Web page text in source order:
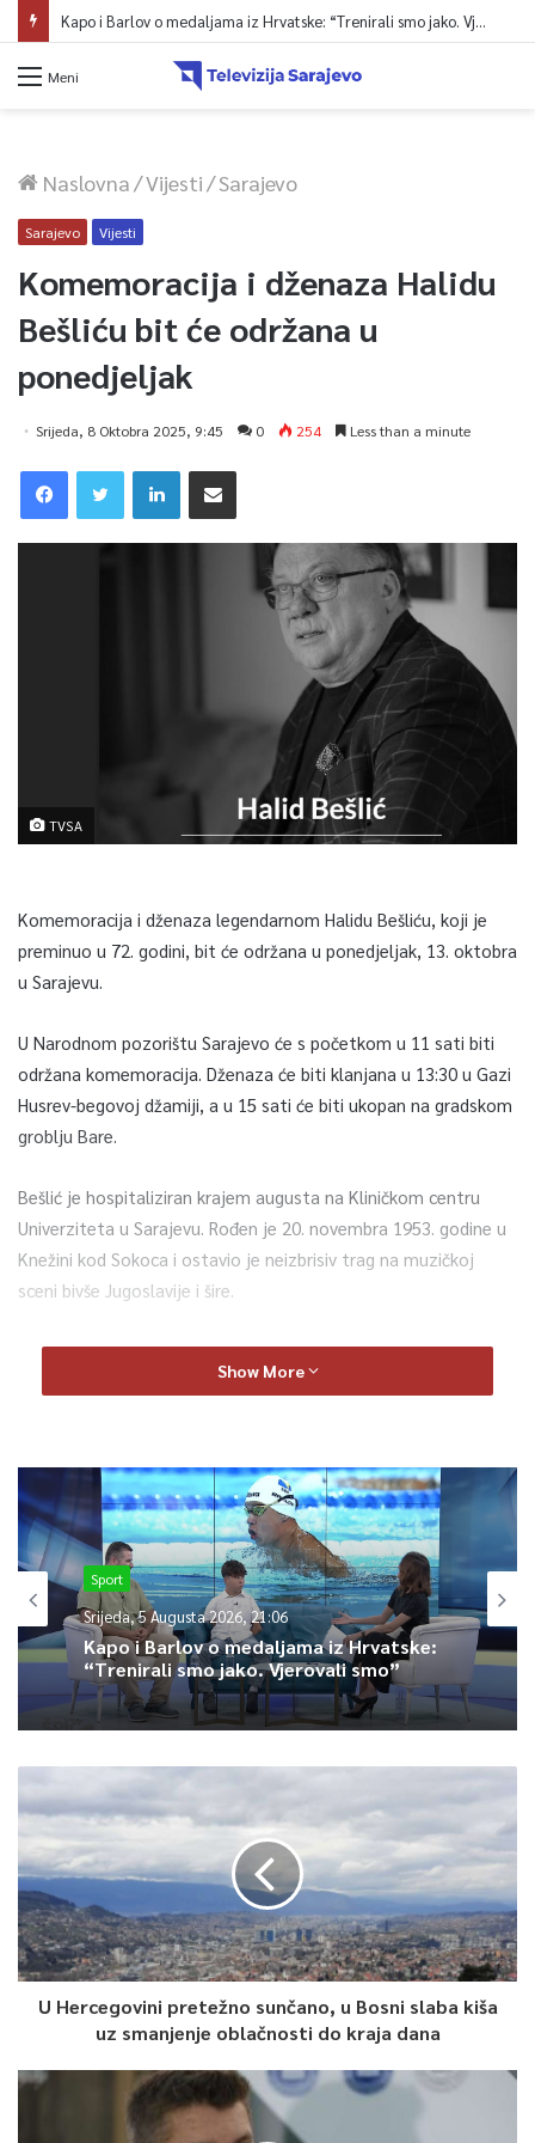
Kapo i Barlov o medaljama iz Hrvatske: “Trenirali smo jako. Vjerovali smo”
Meni
Naslovna/Vijesti/Sarajevo
Sarajevo Vijesti
Komemoracija i dženaza Halidu
Bešliću bit će održana u
ponedjeljak
Srijeda, 8 Oktobra 2025, 9:45 0 254 Less than a minute
TVSA
Komemoracija i dženaza legendarnom Halidu Bešliću, koji je
preminuo u 72. godini, bit će održana u ponedjeljak, 13. oktobra
u Sarajevu.
U Narodnom pozorištu Sarajevo će s početkom u 11 sati biti
održana komemoracija. Dženaza će biti klanjana u 13:30 u Gazi
Husrev-begovoj džamiji, a u 15 sati će biti ukopan na gradskom
groblju Bare.
Bešlić je hospitaliziran krajem augusta na Kliničkom centru
Univerziteta u Sarajevu. Rođen je 20. novembra 1953. godine u
Knežini kod Sokoca i ostavio je neizbrisiv trag na muzičkoj
sceni bivše Jugoslavije i šire.
Njegova karijera, koja je trajala više od četiri decenije,
obuhvata bezbroj hitova koji su postali evergreeni i
0
Article Rating
Show More
Sport
Srijeda, 5 Augusta 2026, 21:06
Kapo i Barlov o medaljama iz Hrvatske:
“Trenirali smo jako. Vjerovali smo”
U Hercegovini pretežno sunčano, u Bosni slaba kiša
uz smanjenje oblačnosti do kraja dana